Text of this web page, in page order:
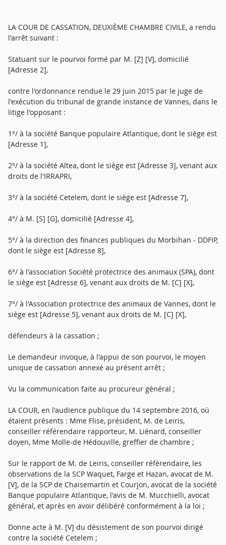
LA COUR DE CASSATION, DEUXIÈME CHAMBRE CIVILE, a rendu
l'arrêt suivant :
Statuant sur le pourvoi formé par M. [Z] [V], domicilié
[Adresse 2],
contre l'ordonnance rendue le 29 juin 2015 par le juge de
l'exécution du tribunal de grande instance de Vannes, dans le
litige l'opposant :
1°/ à la société Banque populaire Atlantique, dont le siège est
[Adresse 1],
2°/ à la société Altea, dont le siège est [Adresse 3], venant aux
droits de l'IRRAPRI,
3°/ à la société Cetelem, dont le siège est [Adresse 7],
4°/ à M. [S] [G], domicilié [Adresse 4],
5°/ à la direction des finances publiques du Morbihan - DDFIP,
dont le siège est [Adresse 8],
6°/ à l'association Société protectrice des animaux (SPA), dont
le siège est [Adresse 6], venant aux droits de M. [C] [X],
7°/ à l'Association protectrice des animaux de Vannes, dont le
siège est [Adresse 5], venant aux droits de M. [C] [X],
défendeurs à la cassation ;
Le demandeur invoque, à l'appui de son pourvoi, le moyen
unique de cassation annexé au présent arrêt ;
Vu la communication faite au procureur général ;
LA COUR, en l'audience publique du 14 septembre 2016, où
étaient présents : Mme Flise, président, M. de Leiris,
conseiller référendaire rapporteur, M. Liénard, conseiller
doyen, Mme Molle-de Hédouville, greffier de chambre ;
Sur le rapport de M. de Leiris, conseiller référendaire, les
observations de la SCP Waquet, Farge et Hazan, avocat de M.
[V], de la SCP de Chaisemartin et Courjon, avocat de la société
Banque populaire Atlantique, l'avis de M. Mucchielli, avocat
général, et après en avoir délibéré conformément à la loi ;
Donne acte à M. [V] du désistement de son pourvoi dirigé
contre la société Cetelem ;